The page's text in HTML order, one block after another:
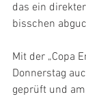
das ein
bisschen
Mit der „Copa
Donnerstag
geprüft und